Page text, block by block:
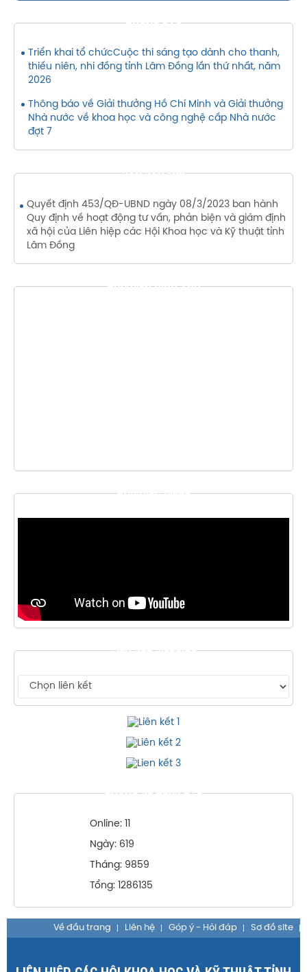
THÔNG BÁO
Triển khai tổ chứcCuộc thi sáng tạo dành cho thanh,
thiếu niên, nhi đồng tỉnh Lâm Đồng lần thứ nhất, năm
2026
Thông báo về Giải thưởng Hồ Chí Minh và Giải thưởng
Nhà nước về khoa học và công nghệ cấp Nhà nước
đợt 7
VĂN BẢN MỚI
Quyết định 453/QĐ-UBND ngày 08/3/2023 ban hành
Quy định về hoạt động tư vấn, phản biện và giám định
xã hội của Liên hiệp các Hội Khoa học và Kỹ thuật tỉnh
Lâm Đồng
THƯ VIỆN HÌNH ẢNH
THƯ VIỆN VIDEO
LIÊN KẾT WEBSITE
THỐNG KÊ TRUY CẬP
Online: 11
Ngày: 619
Tháng: 9859
Tổng: 1286135
Về đầu trang Liên hệ Góp ý - Hỏi đáp Sơ đồ site